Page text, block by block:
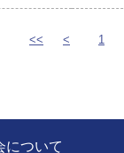
<< < 1
について